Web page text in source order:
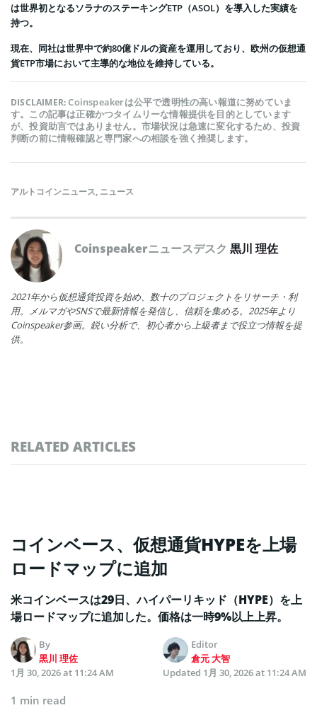
は世界初となるソラナのステーキングETP（ASOL）を導入した実績を
持つ。
現在、同社は世界中で約80億ドルの資産を運用しており、欧州の仮想通
貨ETP市場において主導的な地位を維持している。
DISCLAIMER:Coinspeakerは公平で透明性の高い報道に努めていま
す。この記事は正確かつタイムリーな情報提供を目的としています
が、投資助言ではありません。市場状況は急速に変化するため、投資
判断の前に情報確認と専門家への相談を強く推奨します。
アルトコインニュース, ニュース
Coinspeakerニュースデスク 黒川 理佐
2021年から仮想通貨投資を始め、数十のプロジェクトをリサーチ・利
用。メルマガやSNSで最新情報を発信し、信頼を集める。2025年より
Coinspeaker参画。鋭い分析で、初心者から上級者まで役立つ情報を提
供。
RELATED ARTICLES
コインベース、仮想通貨HYPEを上場
ロードマップに追加
米コインベースは29日、ハイパーリキッド（HYPE）を上
場ロードマップに追加した。価格は一時9%以上上昇。
By
黒川 理佐
Editor
倉元 大智
1月 30, 2026 at 11:24 AM
Updated 1月 30, 2026 at 11:24 AM
1 min read